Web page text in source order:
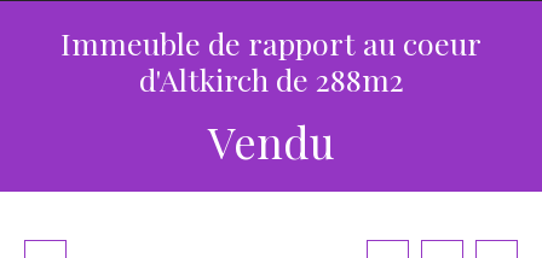
Immeuble de rapport au coeur
d'Altkirch de 288m2
Vendu